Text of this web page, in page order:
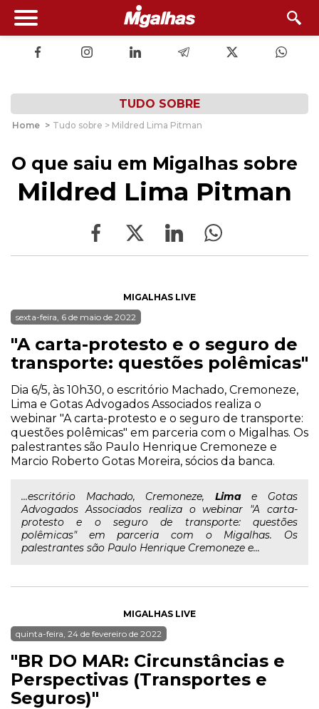
TUDO SOBRE
Home > Tudo sobre > Mildred Lima Pitman
O que saiu em Migalhas sobre
Mildred Lima Pitman
MIGALHAS LIVE
sexta-feira, 6 de maio de 2022
"A carta-protesto e o seguro de
transporte: questões polêmicas"
Dia 6/5, às 10h30, o escritório Machado, Cremoneze,
Lima e Gotas Advogados Associados realiza o
webinar "A carta-protesto e o seguro de transporte:
questões polêmicas" em parceria com o Migalhas. Os
palestrantes são Paulo Henrique Cremoneze e
Marcio Roberto Gotas Moreira, sócios da banca.
...escritório Machado, Cremoneze, Limae Gotas
Advogados Associados realiza o webinar "A carta-
protesto e o seguro de transporte: questões
polêmicas" em parceria com o Migalhas. Os
palestrantes são Paulo Henrique Cremoneze e...
MIGALHAS LIVE
quinta-feira, 24 de fevereiro de 2022
"BR DO MAR: Circunstâncias e
Perspectivas (Transportes e
Seguros)"